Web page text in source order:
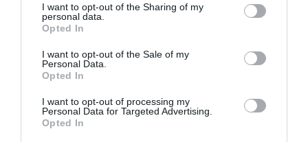
I want to opt-out of the Sharing of my
personal data.
Opted In
I want to opt-out of the Sale of my
Personal Data.
Opted In
I want to opt-out of processing my
Personal Data for Targeted Advertising.
Opted In
A/R c’est raisonnable.
Montréal : TP, SN, IB proposent l’Aller Retour de DSS
a YUL a 400€ !